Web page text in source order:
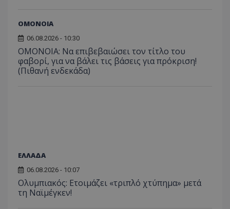
ΟΜΟΝΟΙΑ
06.08.2026 - 10:30
ΟΜΟΝΟΙΑ: Να επιβεβαιώσει τον τίτλο του
φαβορί, για να βάλει τις βάσεις για πρόκριση!
(Πιθανή ενδεκάδα)
ΕΛΛΑΔΑ
06.08.2026 - 10:07
Ολυμπιακός: Ετοιμάζει «τριπλό χτύπημα» μετά
τη Ναϊμέγκεν!